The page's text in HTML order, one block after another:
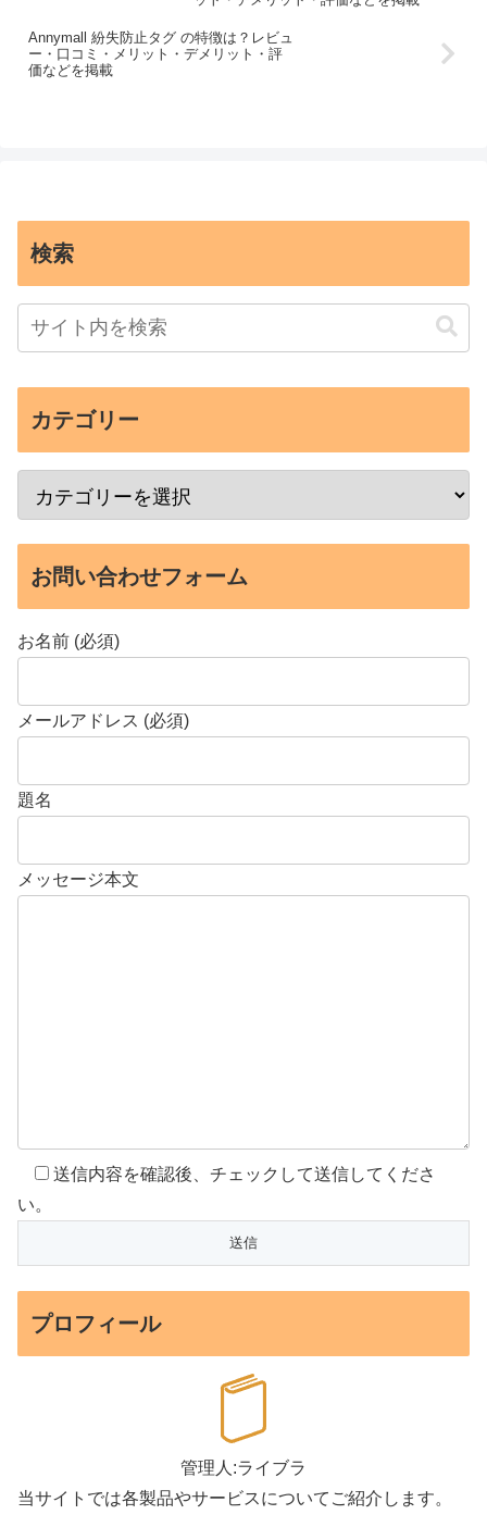
Annymall 紛失防止タグ の特徴は？レビュ
ー・口コミ・メリット・デメリット・評
価などを掲載
検索
カテゴリー
お問い合わせフォーム
お名前 (必須)
メールアドレス (必須)
題名
メッセージ本文
送信内容を確認後、チェックして送信してくださ
い。
プロフィール
管理人:ライブラ
当サイトでは各製品やサービスについてご紹介します。